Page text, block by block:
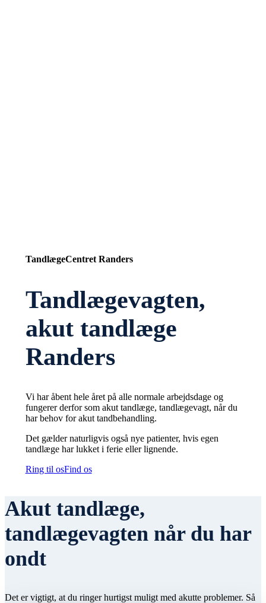
TandlægeCentret Randers
Tandlægevagten,
akut tandlæge
Randers
Vi har åbent hele året på alle normale arbejdsdage og
fungerer derfor som akut tandlæge, tandlægevagt, når du
har behov for akut tandbehandling.
Det gælder naturligvis også nye patienter, hvis egen
tandlæge har lukket i ferie eller lignende.
Ring til osFind os
Akut tandlæge,
tandlægevagten når du har
ondt
Det er vigtigt, at du ringer hurtigst muligt med akutte problemer. Så